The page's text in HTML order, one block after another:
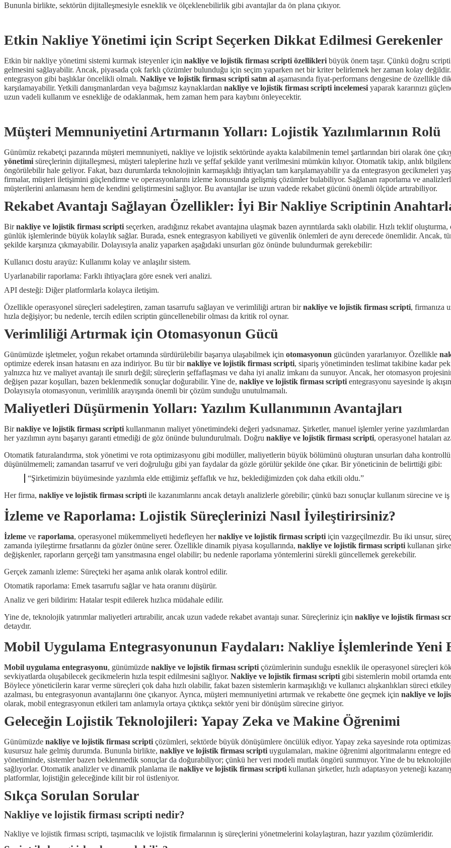
Bununla birlikte, sektörün dijitalleşmesiyle esneklik ve ölçeklenebilirlik gibi avantajlar da ön plana çıkıyor.
Etkin Nakliye Yönetimi için Script Seçerken Dikkat Edilmesi Gerekenler
Etkin bir nakliye yönetimi sistemi kurmak isteyenler için nakliye ve lojistik firması scripti özellikleri büyük önem taşır. Çünkü doğru
gelmesini sağlayabilir. Ancak, piyasada çok farklı çözümler bulunduğu için seçim yaparken net bir kriter belirlemek her zaman kolay
entegrasyon gibi başlıklar öncelikli olmalı. Nakliye ve lojistik firması scripti satın al aşamasında fiyat-performans dengesine de özellikle
karşılamayabilir. Yetkili danışmanlardan veya bağımsız kaynaklardan nakliye ve lojistik firması scripti incelemesi yaparak kararınızı
uzun vadeli kullanım ve esnekliğe de odaklanmak, hem zaman hem para kaybını önleyecektir.
Müşteri Memnuniyetini Artırmanın Yolları: Lojistik Yazılımlarının Rolü
Günümüz rekabetçi pazarında müşteri memnuniyeti, nakliye ve lojistik sektöründe ayakta kalabilmenin temel şartlarından biri olarak öne
yönetimi süreçlerinin dijitalleşmesi, müşteri taleplerine hızlı ve şeffaf şekilde yanıt verilmesini mümkün kılıyor. Otomatik takip, anlık
öngörülebilir hale geliyor. Fakat, bazı durumlarda teknolojinin karmaşıklığı ihtiyaçları tam karşılamayabilir ya da entegrasyon gecikmeleri
firmalar, müşteri iletişimini güçlendirme ve operasyonlarını izleme konusunda gelişmiş çözümler bulabiliyor. Sağlanan raporlama ve
müşterilerini anlamasını hem de kendini geliştirmesini sağlıyor. Bu avantajlar ise uzun vadede rekabet gücünü önemli ölçüde artırabiliyor.
Rekabet Avantajı Sağlayan Özellikler: İyi Bir Nakliye Scriptinin
Birnakliye ve lojistik firması scripti seçerken, aradığınız rekabet avantajına ulaşmak bazen ayrıntılarda saklı olabilir. Hızlı teklif
günlük işlemlerinde büyük kolaylık sağlar. Burada, esnek entegrasyon kabiliyeti ve güvenlik önlemleri de aynı derecede önemlidir. Ancak,
şekilde karşınıza çıkmayabilir. Dolayısıyla analiz yaparken aşağıdaki unsurları göz önünde bulundurmak gerekebilir:
Kullanıcı dostu arayüz: Kullanımı kolay ve anlaşılır sistem.
Uyarlanabilir raporlama: Farklı ihtiyaçlara göre esnek veri analizi.
API desteği: Diğer platformlarla kolayca iletişim.
Özellikle operasyonel süreçleri sadeleştiren, zaman tasarrufu sağlayan ve verimliliği artıran birnakliye ve lojistik firması scripti, firmanıza
hızla değişiyor; bu nedenle, tercih edilen scriptin güncellenebilir olması da kritik rol oynar.
Verimliliği Artırmak için Otomasyonun Gücü
Günümüzde işletmeler, yoğun rekabet ortamında sürdürülebilir başarıya ulaşabilmek için otomasyonun gücünden yararlanıyor. Özellikle
optimize ederek insan hatasını en aza indiriyor. Bu tür birnakliye ve lojistik firması scripti, sipariş yönetiminden teslimat takibine kadar
yalnızca hız ve maliyet avantajı ile sınırlı değil; süreçlerin şeffaflaşması ve daha iyi analiz imkanı da sunuyor. Ancak, her otomasyon
değişen pazar koşulları, bazen beklenmedik sonuçlar doğurabilir. Yine de, nakliye ve lojistik firması scripti entegrasyonu sayesinde iş
Dolayısıyla otomasyonun, verimlilik arayışında önemli bir çözüm sunduğu unutulmamalı.
Maliyetleri Düşürmenin Yolları: Yazılım Kullanımının Avantajları
Birnakliye ve lojistik firması scripti kullanmanın maliyet yönetimindeki değeri yadsınamaz. Şirketler, manuel işlemler yerine
her yazılımın aynı başarıyı garanti etmediği de göz önünde bulundurulmalı. Doğru nakliye ve lojistik firması scripti, operasyonel hataları
Otomatik faturalandırma, stok yönetimi ve rota optimizasyonu gibi modüller, maliyetlerin büyük bölümünü oluşturan unsurları daha
düşünülmemeli; zamandan tasarruf ve veri doğruluğu gibi yan faydalar da gözle görülür şekilde öne çıkar. Bir yöneticinin de belirttiği gibi:
“Şirketimizin büyümesinde yazılımla elde ettiğimiz şeffaflık ve hız, beklediğimizden çok daha etkili oldu.”
Her firma, nakliye ve lojistik firması scripti ile kazanımlarını ancak detaylı analizlerle görebilir; çünkü bazı sonuçlar kullanım sürecine ve
İzleme ve Raporlama: Lojistik Süreçlerinizi Nasıl İyileştirirsiniz?
İzleme ve raporlama, operasyonel mükemmeliyeti hedefleyen hernakliye ve lojistik firması scripti için vazgeçilmezdir. Bu iki unsur,
zamanda iyileştirme fırsatlarını da gözler önüne serer. Özellikle dinamik piyasa koşullarında, nakliye ve lojistik firması scripti kullanan
değişkenler, raporların gerçeği tam yansıtmasına engel olabilir; bu nedenle raporlama yöntemlerini sürekli güncellemek gerekebilir.
Gerçek zamanlı izleme: Süreçteki her aşama anlık olarak kontrol edilir.
Otomatik raporlama: Emek tasarrufu sağlar ve hata oranını düşürür.
Analiz ve geri bildirim: Hatalar tespit edilerek hızlıca müdahale edilir.
Yine de, teknolojik yatırımlar maliyetleri artırabilir, ancak uzun vadede rekabet avantajı sunar. Süreçleriniz için nakliye ve lojistik firması
detaydır.
Mobil Uygulama Entegrasyonunun Faydaları: Nakliye İşlemlerinde Yeni
Mobil uygulama entegrasyonu, günümüzde nakliye ve lojistik firması scripti çözümlerinin sunduğu esneklik ile operasyonel süreçleri
sevkiyatlarda oluşabilecek gecikmelerin hızla tespit edilmesini sağlıyor. Nakliye ve lojistik firması scripti gibi sistemlerin mobil ortamda
Böylece yöneticilerin karar verme süreçleri çok daha hızlı olabilir, fakat bazen sistemlerin karmaşıklığı ve kullanıcı alışkanlıkları süreci
azalması, bu entegrasyonun avantajlarını öne çıkarıyor. Ayrıca, müşteri memnuniyetini artırmak ve rekabette öne geçmek için nakliye ve
olarak, mobil entegrasyonun etkileri tam anlamıyla ortaya çıktıkça sektör yeni bir dönüşüm sürecine giriyor.
Geleceğin Lojistik Teknolojileri: Yapay Zeka ve Makine Öğrenimi
Günümüzde nakliye ve lojistik firması scripti çözümleri, sektörde büyük dönüşümlere öncülük ediyor. Yapay zeka sayesinde rota
kusursuz hale gelmiş durumda. Bununla birlikte, nakliye ve lojistik firması scripti uygulamaları, makine öğrenimi algoritmalarını entegre
yönetiminde, sistemler bazen beklenmedik sonuçlar da doğurabiliyor; çünkü her veri modeli mutlak öngörü sunmuyor. Yine de bu
sağlıyorlar. Otomatik analizler ve dinamik planlama ile nakliye ve lojistik firması scripti kullanan şirketler, hızlı adaptasyon yeteneği
platformlar, lojistiğin geleceğinde kilit bir rol üstleniyor.
Sıkça Sorulan Sorular
Nakliye ve lojistik firması scripti nedir?
Nakliye ve lojistik firması scripti, taşımacılık ve lojistik firmalarının iş süreçlerini yönetmelerini kolaylaştıran, hazır yazılım çözümleridir.